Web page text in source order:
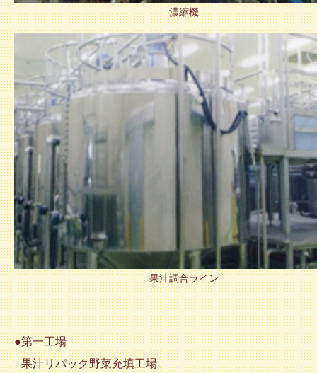
濃縮機
果汁調合ライン
●第一工場
果汁リパック野菜充填工場